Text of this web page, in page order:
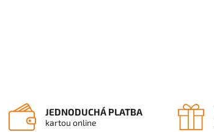
JEDNODUCHÁ PLATBA
kartou online